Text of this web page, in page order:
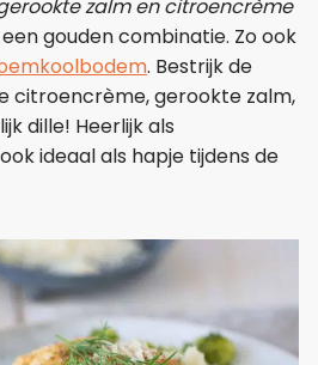
zalm en citroencrème
gouden combinatie. Zo ook
. Bestrijk de
citroencrème, gerookte zalm,
dille! Heerlijk als
ideaal als hapje tijdens de